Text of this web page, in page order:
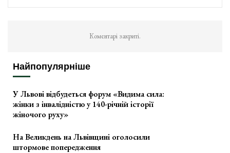
Коментарі закриті.
Найпопулярніше
У Львові відбудеться форум «Видима сила:
жінки з інвалідністю у 140-річній історії
жіночого руху»
На Великдень на Львівщині оголосили
штормове попередження